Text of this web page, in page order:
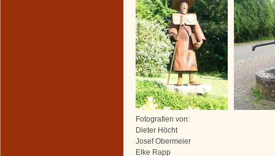
Fotografien von:
Dieter Höcht
Josef Obermeier
Elke Rapp